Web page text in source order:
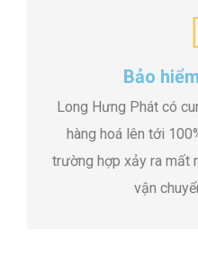
Bảo
Long Hưng Phát có
hàng hoá lên tới
trường hợp xảy ra mất
vận